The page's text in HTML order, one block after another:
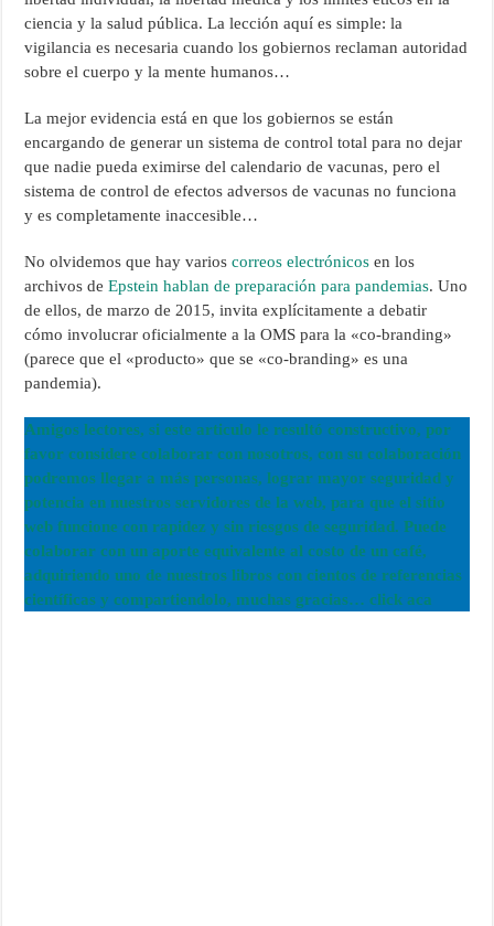
ciencia y la salud pública. La lección aquí es simple: la
vigilancia es necesaria cuando los gobiernos reclaman autoridad
sobre el cuerpo y la mente humanos…
La mejor evidencia está en que los gobiernos se están
encargando de generar un sistema de control total para no dejar
que nadie pueda eximirse del calendario de vacunas, pero el
sistema de control de efectos adversos de vacunas no funciona
y es completamente inaccesible…
No olvidemos que hay varioscorreos electrónicos en los
archivos deEpstein hablan de preparación para pandemias. Uno
de ellos, de marzo de 2015, invita explícitamente a debatir
cómo involucrar oficialmente a la OMS para la «co-branding»
(parece que el «producto» que se «co-branding» es una
pandemia).
Amigos lectores, si este articulo le resultó constructivo, por
favor considere colaborar con nosotros, con su colaboración
podremos llegar a más personas, lograr mayor seguridad y
potencia en nuestros servidores de la web, para que el sitio
web funcione con rapidez y sin riesgos de seguridad. Puede
colaborar con un aporte equivalente al costo de un café,
adquiriendo uno de nuestros libros con cientos de referencias
científicas y compartiendolo, muchas gracias… click aca